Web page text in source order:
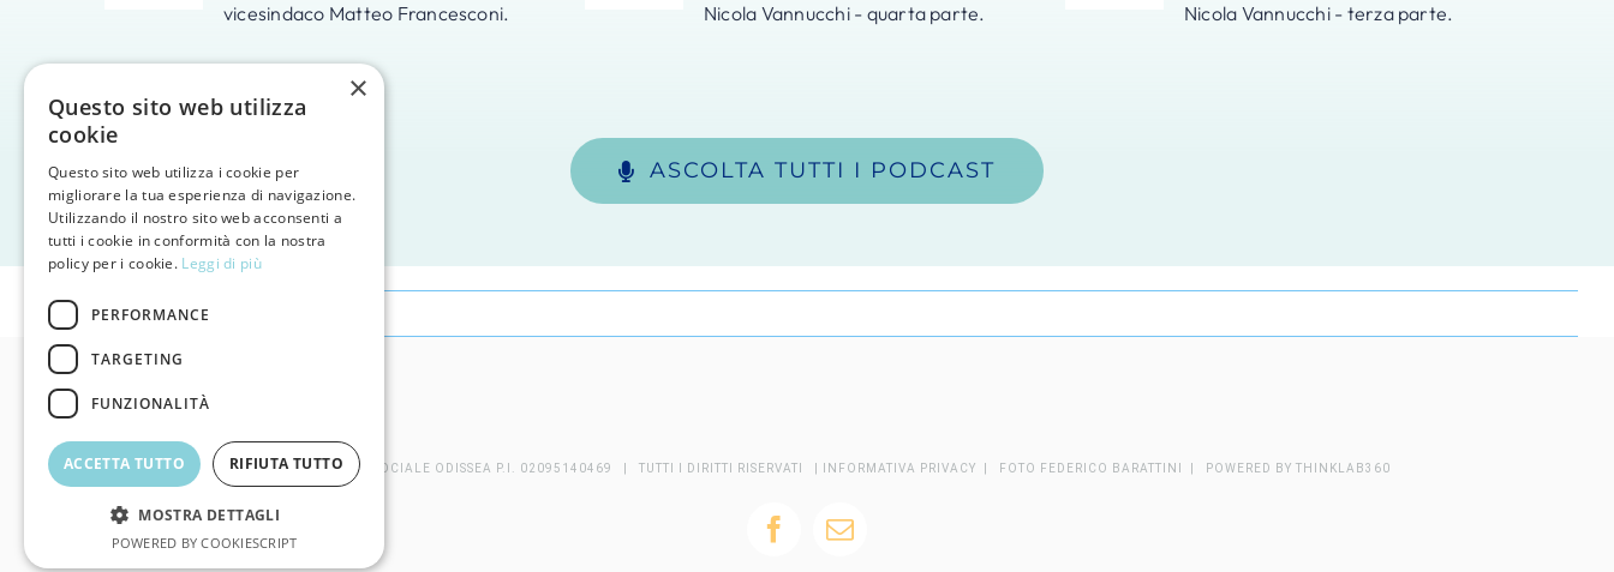
vicesindaco Matteo Francesconi.
Nicola Vannucchi - quarta parte.
Nicola Vannucchi - terza parte.
ASCOLTA TUTTI I PODCAST
8 Gennaio 2020
©2026 COOPERATIVA SOCIALE ODISSEA P.I. 02095140469 | TUTTI I DIRITTI RISERVATI | INFORMATIVA PRIVACY | FOTO FEDERICO BARATTINI | POWERED BY THINKLAB360
Facebook
Email
×
Questo sito web utilizza
cookie
Questo sito web utilizza i cookie per
migliorare la tua esperienza di navigazione.
Utilizzando il nostro sito web acconsenti a
tutti i cookie in conformità con la nostra
policy per i cookie. Leggi di più
PERFORMANCE
TARGETING
FUNZIONALITÀ
ACCETTA TUTTO RIFIUTA TUTTO
MOSTRA DETTAGLI
POWERED BY COOKIESCRIPT